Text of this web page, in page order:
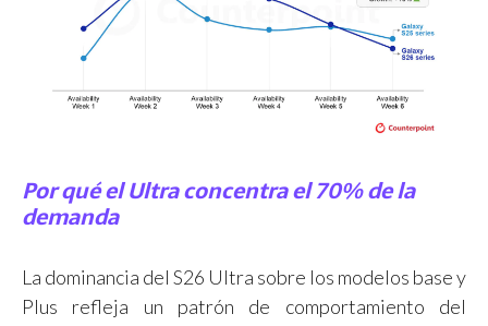
Por qué el Ultra concentra el 70% de la
demanda
La dominancia del S26 Ultra sobre los modelos base y
Plus refleja un patrón de comportamiento del